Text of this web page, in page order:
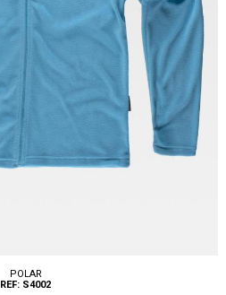
POLAR
REF: S4002